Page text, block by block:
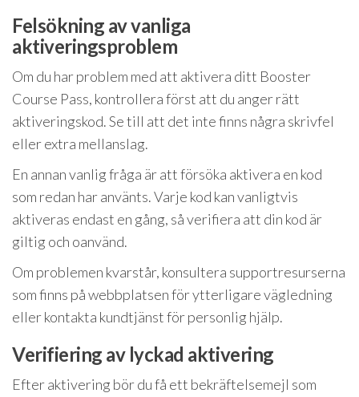
Felsökning av vanliga
aktiveringsproblem
Om du har problem med att aktivera ditt Booster
Course Pass, kontrollera först att du anger rätt
aktiveringskod. Se till att det inte finns några skrivfel
eller extra mellanslag.
En annan vanlig fråga är att försöka aktivera en kod
som redan har använts. Varje kod kan vanligtvis
aktiveras endast en gång, så verifiera att din kod är
giltig och oanvänd.
Om problemen kvarstår, konsultera supportresurserna
som finns på webbplatsen för ytterligare vägledning
eller kontakta kundtjänst för personlig hjälp.
Verifiering av lyckad aktivering
Efter aktivering bör du få ett bekräftelsemejl som